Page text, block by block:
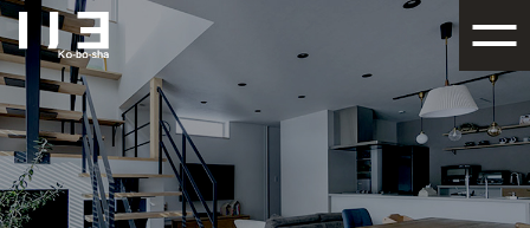
札幌でデザイン性の高い注文